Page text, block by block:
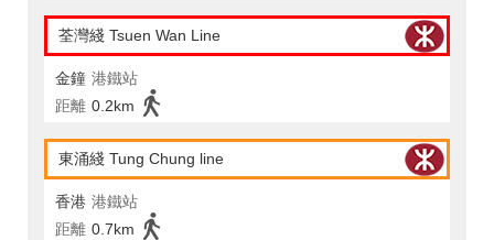
荃灣綫 Tsuen Wan Line
金鐘 港鐵站
距離 0.2km
東涌綫 Tung Chung line
香港 港鐵站
距離 0.7km